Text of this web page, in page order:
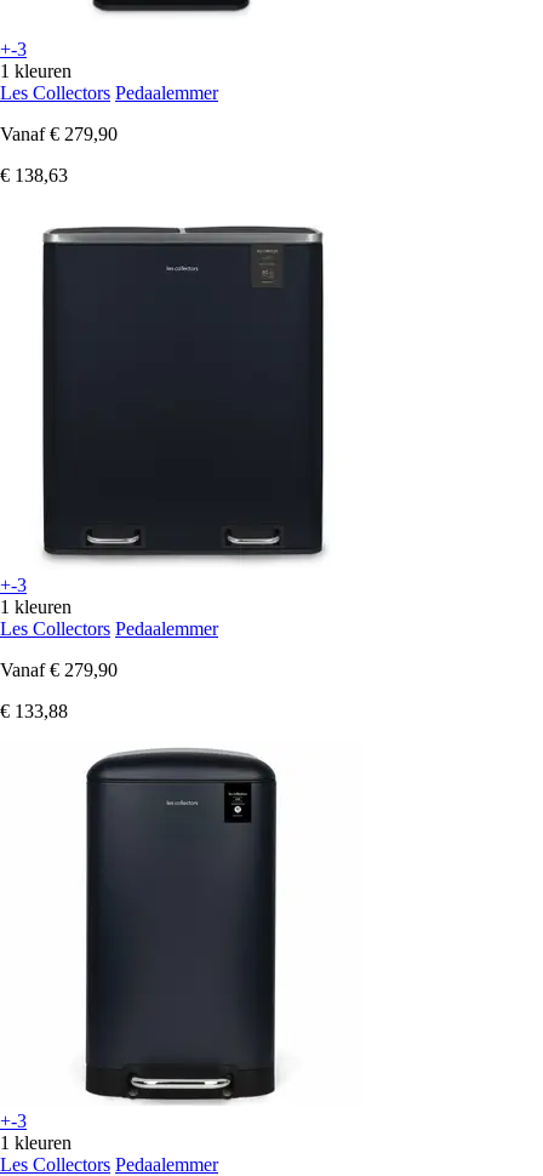
+-3
1 kleuren
Les Collectors Pedaalemmer
Vanaf € 279,90
€ 138,63
+-3
1 kleuren
Les Collectors Pedaalemmer
Vanaf € 279,90
€ 133,88
+-3
1 kleuren
Les Collectors Pedaalemmer